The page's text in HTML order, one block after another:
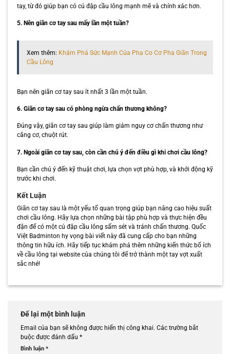
tay, từ đó giúp bạn có cú đập cầu lông mạnh mẽ và chính xác hơn.
5. Nên giãn cơ tay sau mấy lần một tuần?
Xem thêm: Khám Phá Sức Mạnh Của Pha Co Cơ Pha Giãn Trong
Cầu Lông
Bạn nên giãn cơ tay sau ít nhất 3 lần một tuần.
6. Giãn cơ tay sau có phòng ngừa chấn thương không?
Đúng vậy, giãn cơ tay sau giúp làm giảm nguy cơ chấn thương như
căng cơ, chuột rút.
7. Ngoài giãn cơ tay sau, còn cần chú ý đến điều gì khi chơi cầu lông?
Bạn cần chú ý đến kỹ thuật chơi, lựa chọn vợt phù hợp, và khởi động kỹ
trước khi chơi.
Kết Luận
Giãn cơ tay sau là một yếu tố quan trọng giúp bạn nâng cao hiệu suất
chơi cầu lông. Hãy lựa chọn những bài tập phù hợp và thực hiện đều
đặn để có một cú đập cầu lông sấm sét và tránh chấn thương. Quốc
Việt Badminton hy vọng bài viết này đã cung cấp cho bạn những
thông tin hữu ích. Hãy tiếp tục khám phá thêm những kiến thức bổ ích
về cầu lông tại website của chúng tôi để trở thành một tay vợt xuất
sắc nhé!
Để lại một bình luận
Email của bạn sẽ không được hiển thị công khai. Các trường bắt
buộc được đánh dấu *
Bình luận *